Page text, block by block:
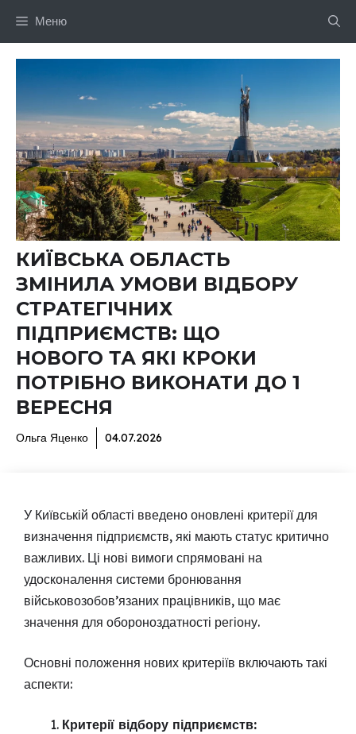
Меню
КИЇВСЬКА ОБЛАСТЬ
ЗМІНИЛА УМОВИ ВІДБОРУ
СТРАТЕГІЧНИХ
ПІДПРИЄМСТВ: ЩО
НОВОГО ТА ЯКІ КРОКИ
ПОТРІБНО ВИКОНАТИ ДО 1
ВЕРЕСНЯ
Ольга Яценко 04.07.2026
У Київській області введено оновлені критерії для
визначення підприємств, які мають статус критично
важливих. Ці нові вимоги спрямовані на
удосконалення системи бронювання
військовозобов’язаних працівників, що має
значення для обороноздатності регіону.
Основні положення нових критеріїв включають такі
аспекти:
Критерії відбору підприємств: